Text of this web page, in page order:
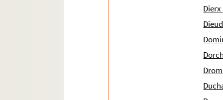
Ms 1976 (1842). Correspondance d'Auguste
Ms 1977 (1843). Correspondance d'Auguste
Ms 1978 (1844). Papiers de la famille Delcro
siècle
Ms 1980 (1846). Papiers de particuliers
Ms 1981 (1847). Abbé Henri Brémond. «